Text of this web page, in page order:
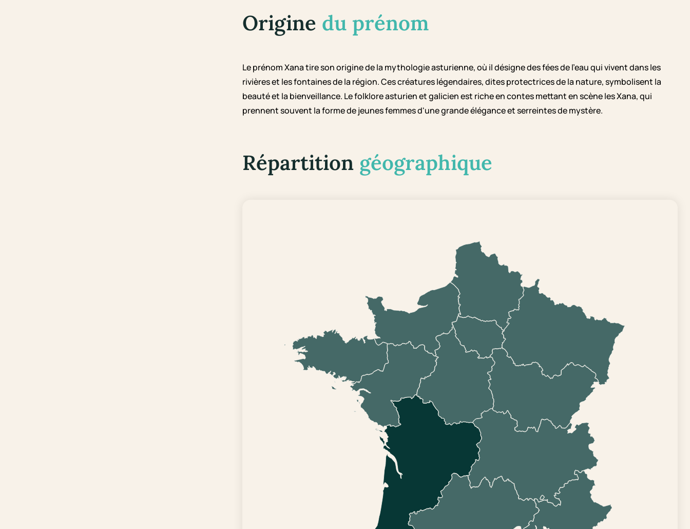
Origine du prénom
Le prénom Xana tire son origine de la mythologie asturienne, où il désigne des fées de l'eau qui vivent dans les
rivières et les fontaines de la région. Ces créatures légendaires, dites protectrices de la nature, symbolisent la
beauté et la bienveillance. Le folklore asturien et galicien est riche en contes mettant en scène les Xana, qui
prennent souvent la forme de jeunes femmes d'une grande élégance et serreintes de mystère.
Répartition géographique